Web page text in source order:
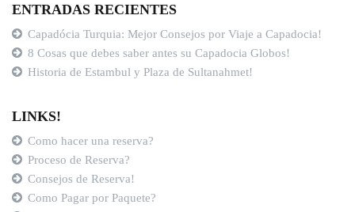
ENTRADAS RECIENTES
Capadócia Turquia: Mejor Consejos por Viaje a Capadocia!
8 Cosas que debes saber antes su Capadocia Globos!
Historia de Estambul y Plaza de Sultanahmet!
LINKS!
Como hacer una reserva?
Proceso de Reserva?
Consejos de Reserva!
Como Pagar por Paquete?